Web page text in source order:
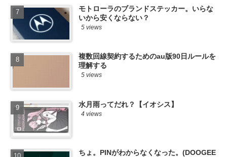
モトローラのブランドステッカー。いらな
いから安くならない？
5 views
複数回線契約するためのau版90日ルールを
理解する
5 views
水月雨ってだれ？【イオシス】
4 views
ちょ。PINがわからなくなった。(DOOGEE